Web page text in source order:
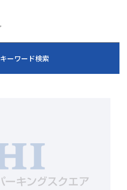
キーワード検索